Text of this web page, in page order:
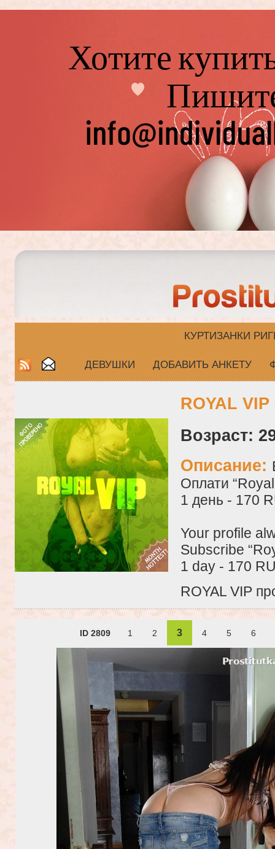
КУРТИЗАНКИ
ДЕВУШКИ ДОБАВИТЬ АНКЕТУ
ROYAL
Возраст:
Описание:
Оплати
1 день - 170
Your profile
Subscribe
1 day - 170
ROYAL VIP
ID 2809 1 2 3 4 5 6